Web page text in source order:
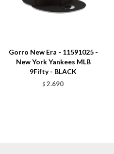
Gorro New Era - 11591025 -
New York Yankees MLB
9Fifty - BLACK
$ 2.690